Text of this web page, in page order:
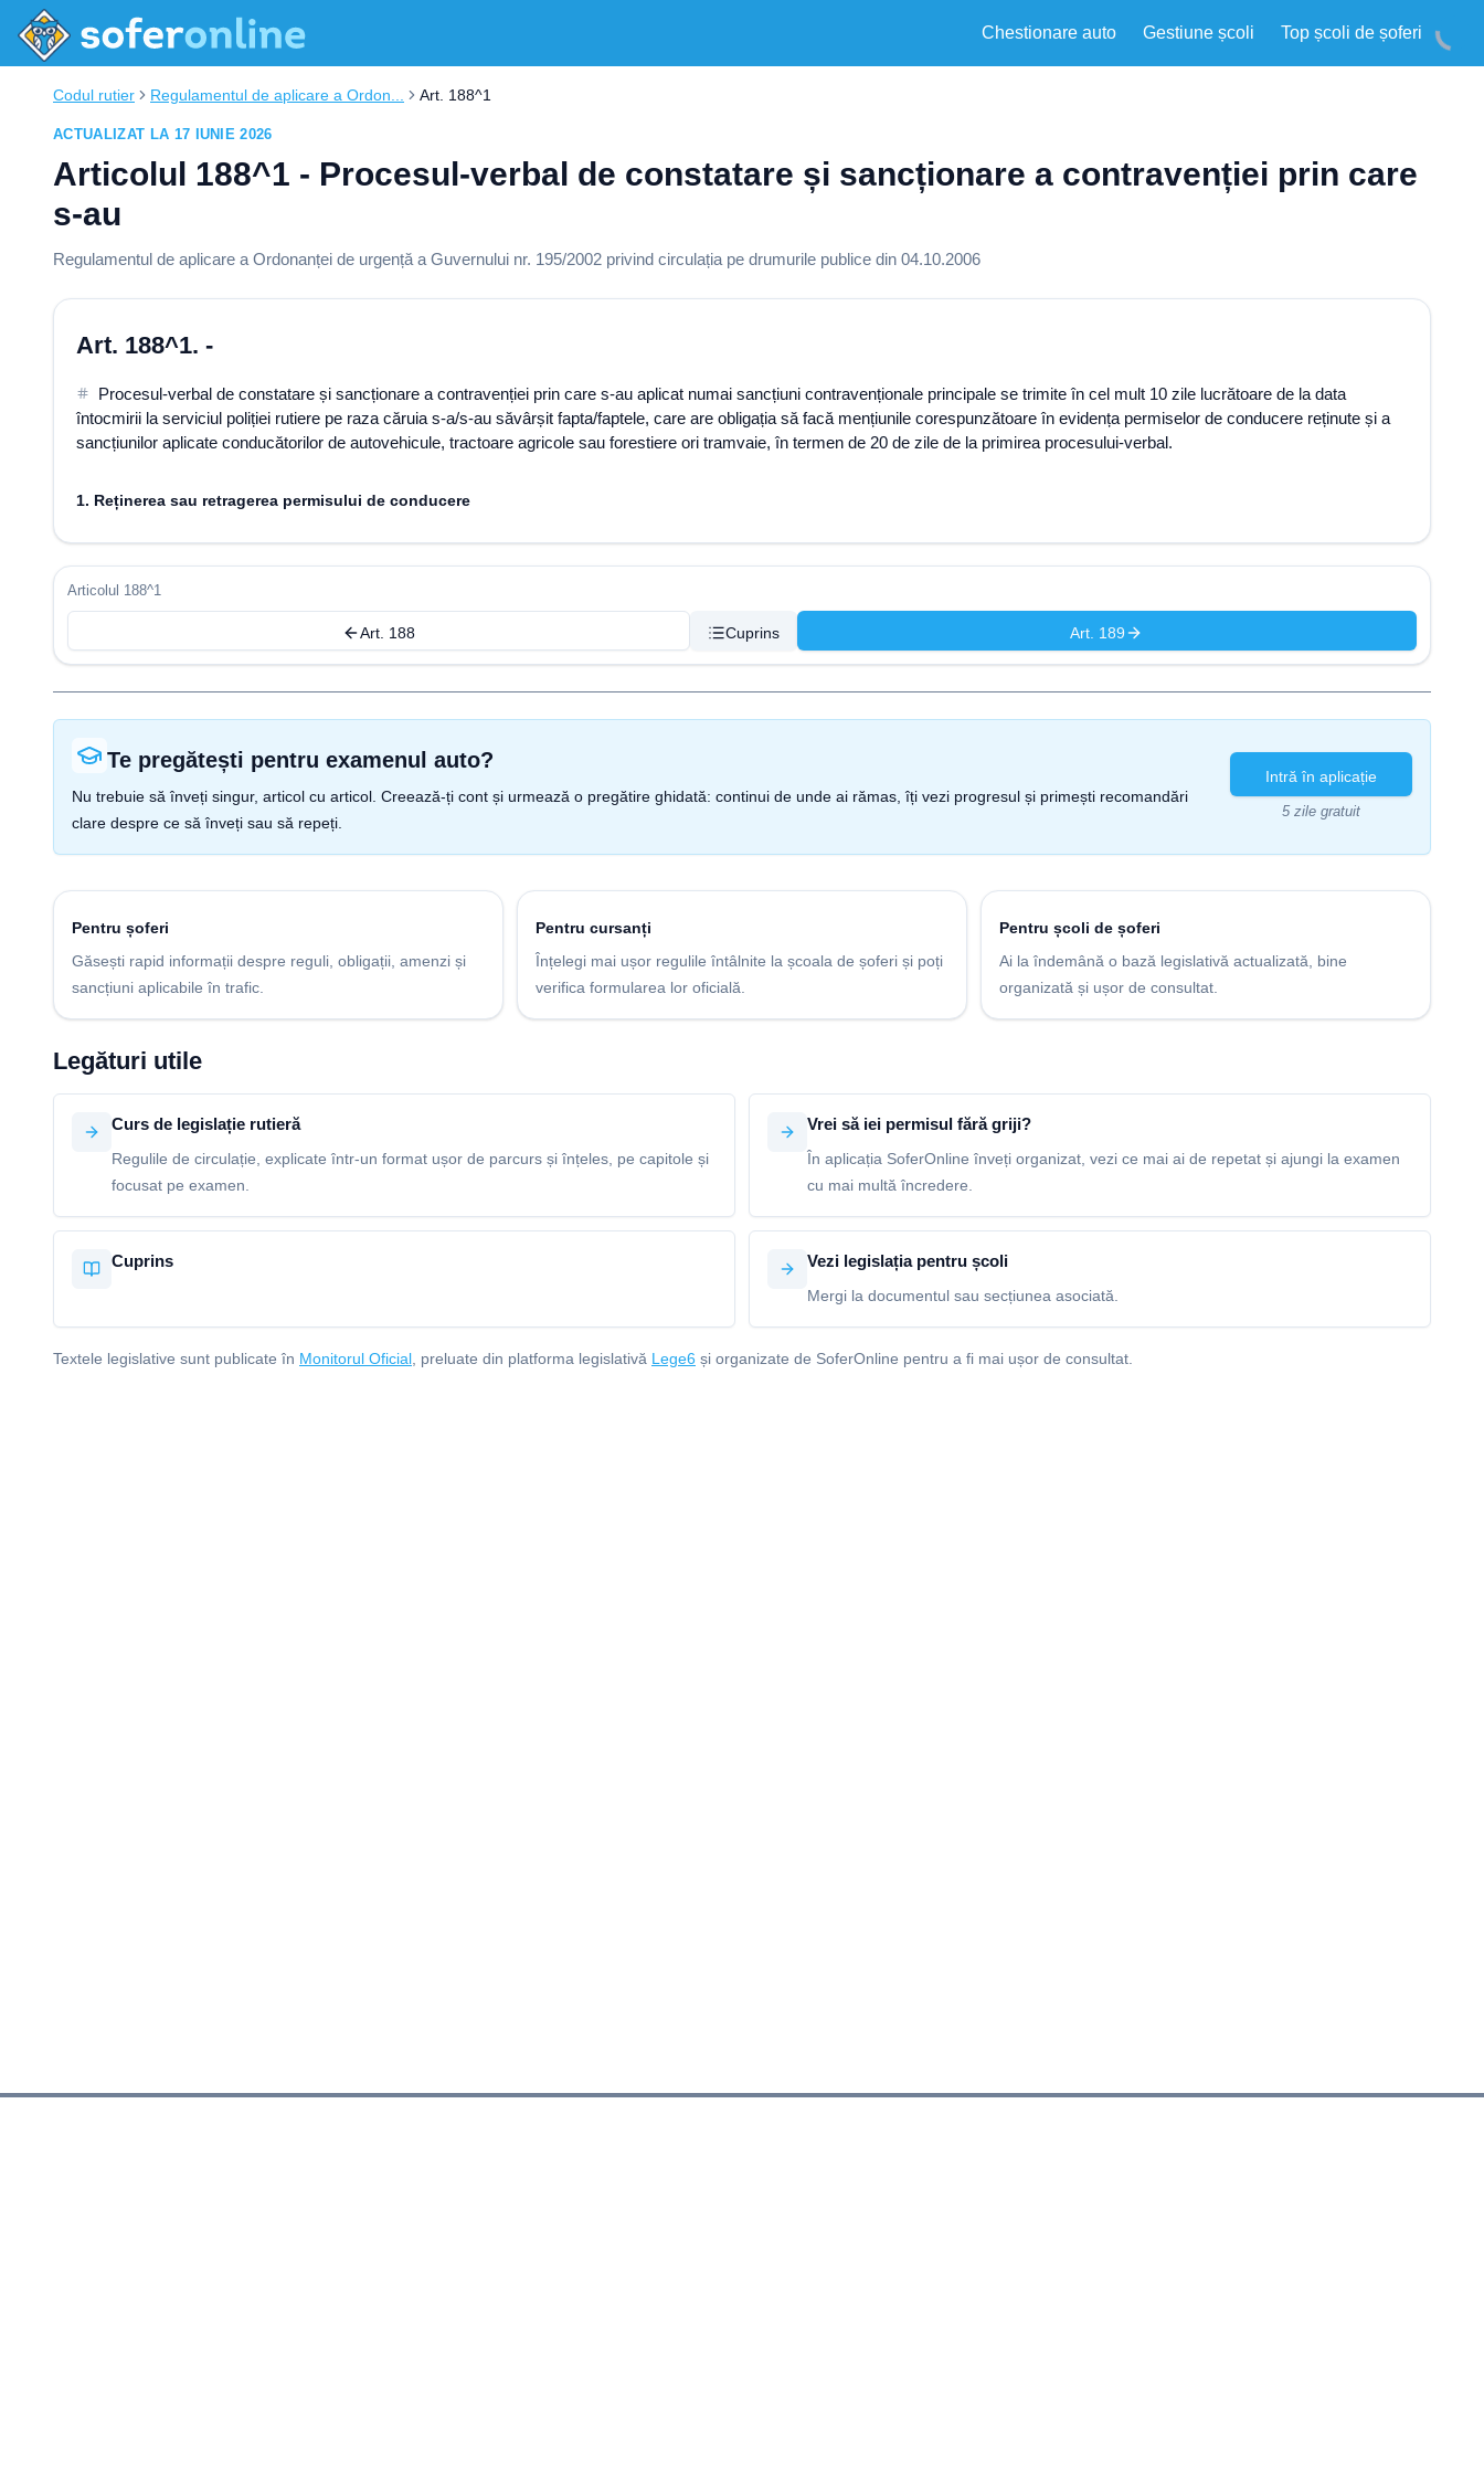
Chestionare auto Gestiune școli Top școli de șoferi
Codul rutier Regulamentul de aplicare a Ordon... Art. 188^1
ACTUALIZAT LA 17 IUNIE 2026
Articolul 188^1 - Procesul-verbal de constatare și sancționare a contravenției prin care
s-au
Regulamentul de aplicare a Ordonanței de urgență a Guvernului nr. 195/2002 privind circulația pe drumurile publice din 04.10.2006
Art. 188^1. -
Procesul-verbal de constatare și sancționare a contravenției prin care s-au aplicat numai sancțiuni contravenționale principale se trimite în cel mult 10 zile lucrătoare de la data
întocmirii la serviciul poliției rutiere pe raza căruia s-a/s-au săvârșit fapta/faptele, care are obligația să facă mențiunile corespunzătoare în evidența permiselor de conducere reținute și a
sancțiunilor aplicate conducătorilor de autovehicule, tractoare agricole sau forestiere ori tramvaie, în termen de 20 de zile de la primirea procesului-verbal.
1. Reținerea sau retragerea permisului de conducere
Articolul 188^1
Art. 188 Cuprins Art. 189
Te pregătești pentru examenul auto?
Nu trebuie să înveți singur, articol cu articol. Creează-ți cont și urmează o pregătire ghidată: continui de unde ai rămas, îți vezi progresul și primești recomandări
clare despre ce să înveți sau să repeți.
Intră în aplicație
5 zile gratuit
Pentru șoferi
Găsești rapid informații despre reguli, obligații, amenzi și
sancțiuni aplicabile în trafic.
Pentru cursanți
Înțelegi mai ușor regulile întâlnite la școala de șoferi și poți
verifica formularea lor oficială.
Pentru școli de șoferi
Ai la îndemână o bază legislativă actualizată, bine
organizată și ușor de consultat.
Legături utile
Curs de legislație rutieră
Regulile de circulație, explicate într-un format ușor de parcurs și înțeles, pe capitole și
focusat pe examen.
Vrei să iei permisul fără griji?
În aplicația SoferOnline înveți organizat, vezi ce mai ai de repetat și ajungi la examen
cu mai multă încredere.
Cuprins Vezi legislația pentru școli
Mergi la documentul sau secțiunea asociată.
Textele legislative sunt publicate în Monitorul Oficial , preluate din platforma legislativă Lege6 și organizate de SoferOnline pentru a fi mai ușor de consultat.